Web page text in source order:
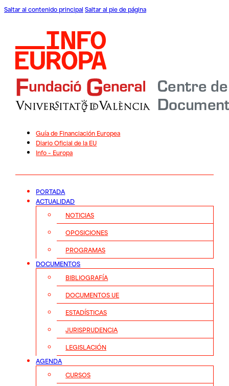
Saltar al contenido principal Saltar al pie de página
Guía de Financiación Europea
Diario Oficial de la EU
Info – Europa
PORTADA
ACTUALIDAD
NOTICIAS
OPOSICIONES
PROGRAMAS
DOCUMENTOS
BIBLIOGRAFÍA
DOCUMENTOS UE
ESTADÍSTICAS
JURISPRUDENCIA
LEGISLACIÓN
AGENDA
CURSOS